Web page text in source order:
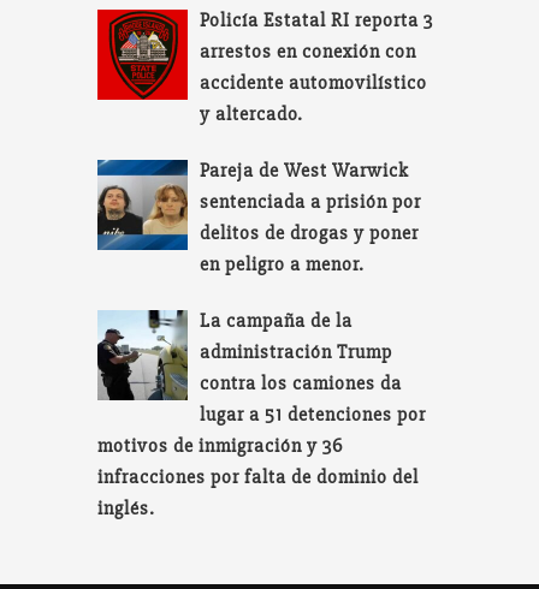
Policía Estatal RI reporta 3
arrestos en conexión con
accidente automovilístico
y altercado.
Pareja de West Warwick
sentenciada a prisión por
delitos de drogas y poner
en peligro a menor.
La campaña de la
administración Trump
contra los camiones da
lugar a 51 detenciones por
motivos de inmigración y 36
infracciones por falta de dominio del
inglés.